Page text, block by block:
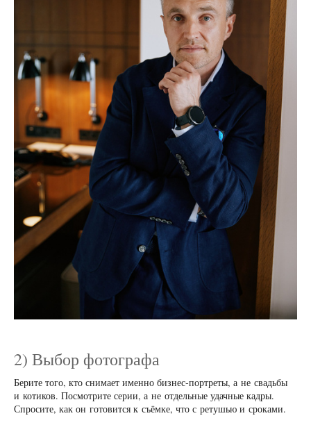
2) Выбор фотографа
Берите того, кто снимает именно бизнес‑портреты, а не свадьбы
и котиков. Посмотрите серии, а не отдельные удачные кадры.
Спросите, как он готовится к съёмке, что с ретушью и сроками.